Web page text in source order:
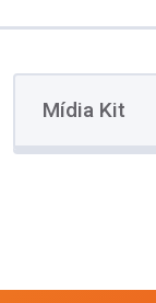
Mídia Kit